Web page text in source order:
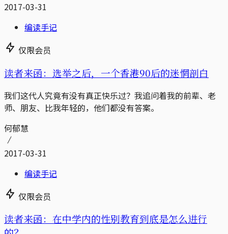
2017-03-31
编读手记
仅限会员
读者来函：选举之后，一个香港90后的迷惘剖白
我们这代人究竟有没有真正快乐过？我追问着我的前辈、老
师、朋友、比我年轻的，他们都没有答案。
何郁慧
2017-03-31
编读手记
仅限会员
读者来函：在中学内的性别教育到底是怎么进行